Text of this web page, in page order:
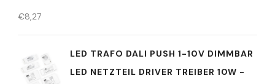
€8,27
LED TRAFO DALI PUSH 1-10V DIMMBAR
LED NETZTEIL DRIVER TREIBER 10W -